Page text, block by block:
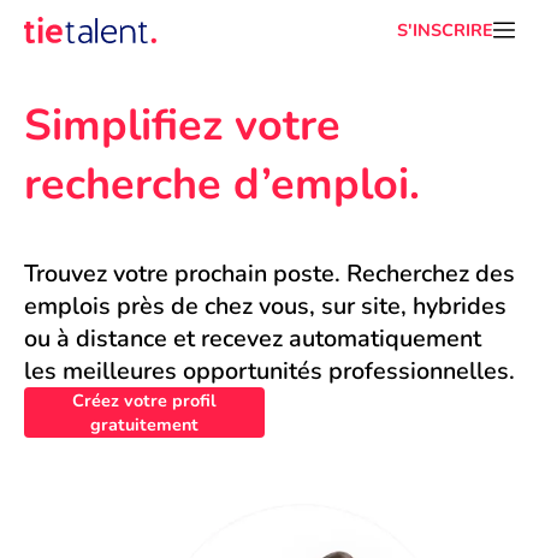
S'INSCRIRE
Simplifiez votre
recherche d’emploi.
Trouvez votre prochain poste. Recherchez des
emplois près de chez vous, sur site, hybrides
ou à distance et recevez automatiquement
les meilleures opportunités professionnelles.
Créez votre profil
gratuitement